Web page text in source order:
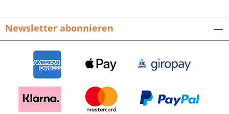
Newsletter abonnieren